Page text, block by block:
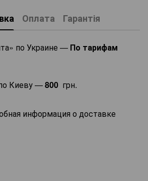
Оплата Гарантія
по Украине — По тарифам
Киеву —800 грн.
информация о доставке